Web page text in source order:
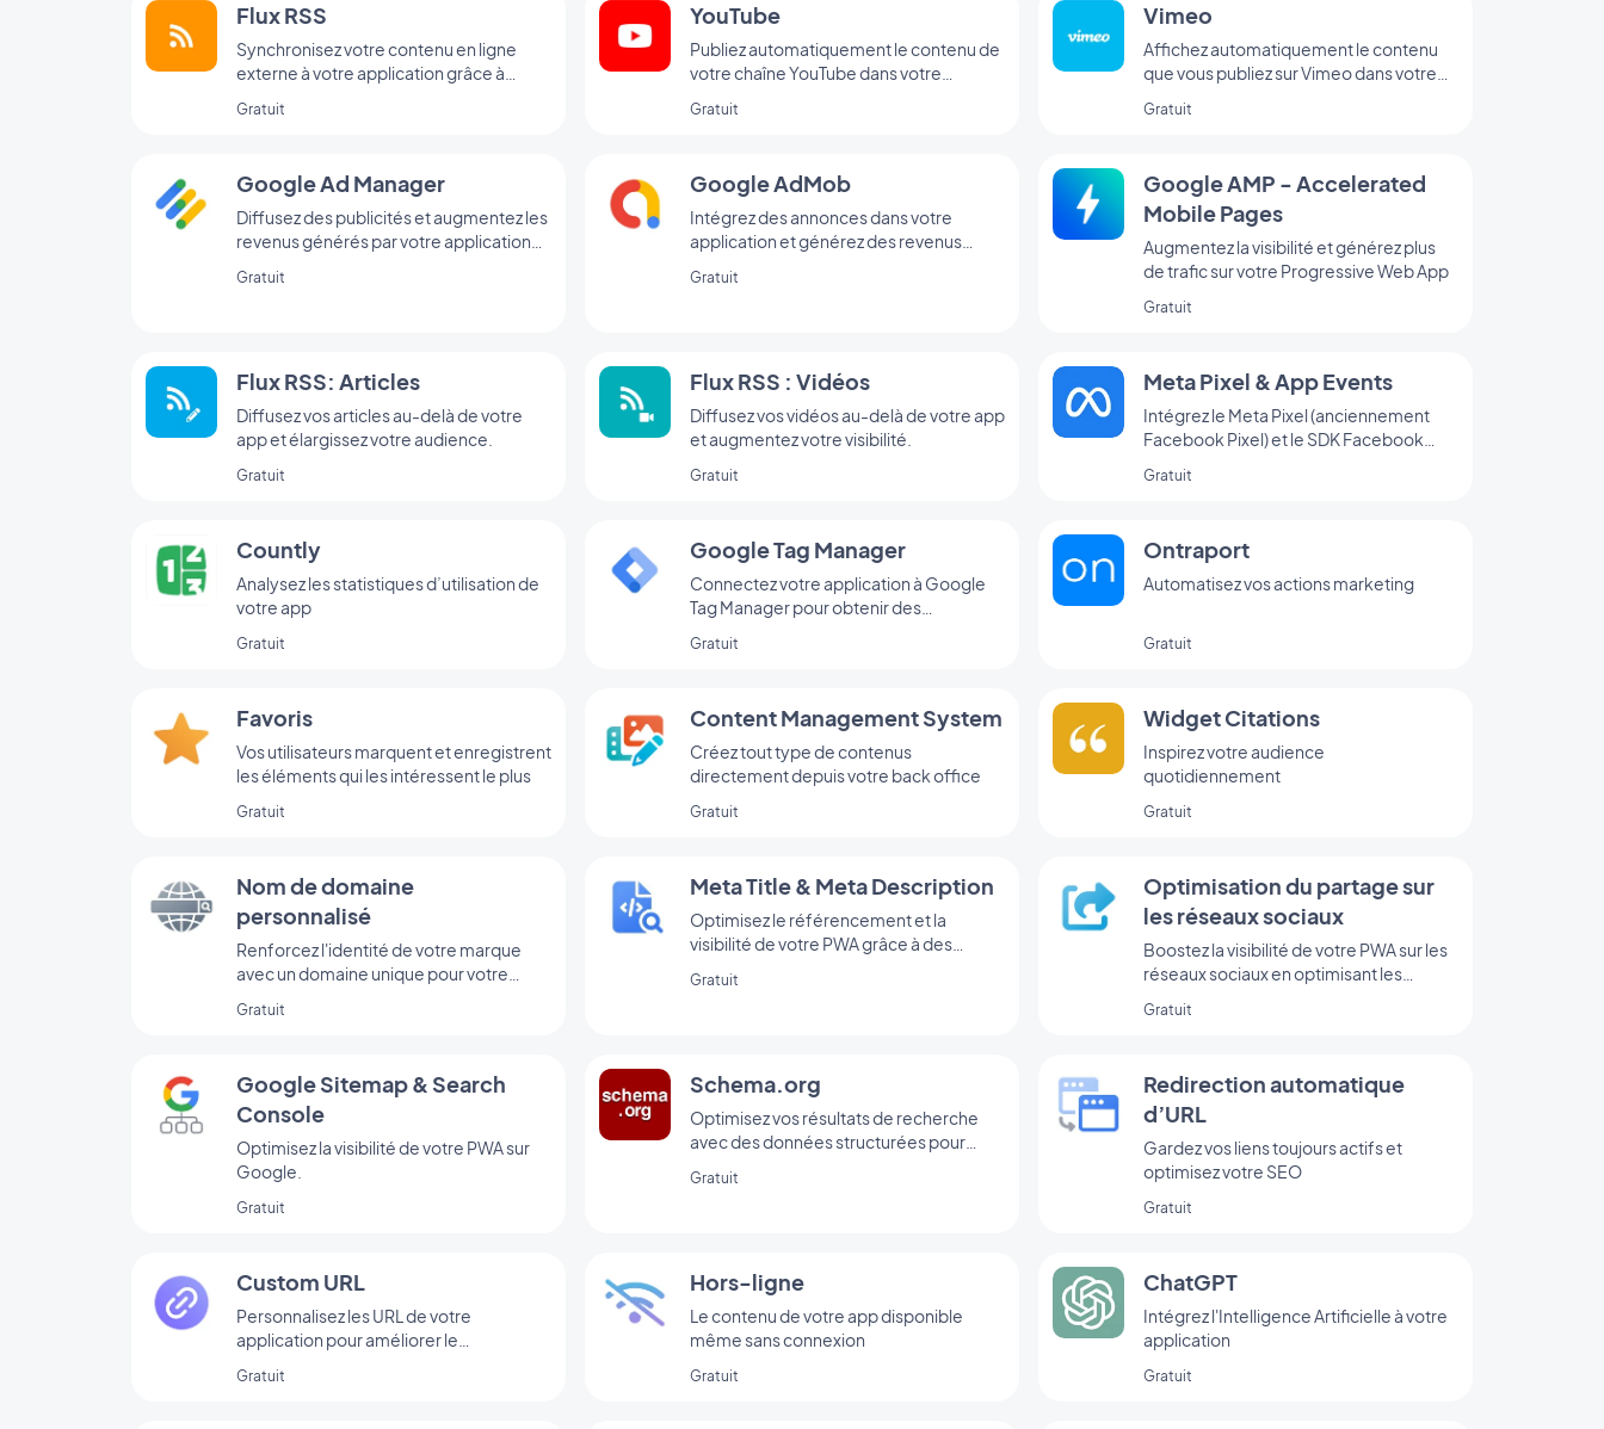
Flux RSS
Synchronisez votre contenu en ligne
externe à votre application grâce à
Gratuit
YouTube
Publiez automatiquement le contenu de
votre chaîne YouTube dans votre
GoodBarber.
Gratuit
Vimeo
Affichez automatiquement le contenu
que vous publiez sur Vimeo dans votre
l’intégration Vimeo, pour une
Gratuit
Google Ad Manager
Diffusez des publicités et augmentez les
revenus générés par votre application
Gratuit
Google AdMob
Intégrez des annonces dans votre
application et générez des revenus
Gratuit
Google AMP - Accelerated
Mobile Pages
Augmentez la visibilité et générez plus
de trafic sur votre Progressive Web App
Gratuit
Flux RSS: Articles
Diffusez vos articles au-delà de votre
app et élargissez votre audience.
Gratuit
Flux RSS : Vidéos
Diffusez vos vidéos au-delà de votre app
et augmentez votre visibilité.
Gratuit
Meta Pixel & App Events
Intégrez le Meta Pixel (anciennement
Facebook Pixel) et le SDK Facebook
pour analyser le comportement de vos
Gratuit
Countly
Analysez les statistiques d’utilisation de
votre app
Gratuit
Google Tag Manager
Connectez votre application à Google
Tag Manager pour obtenir des
complémentaires
Gratuit
Ontraport
Automatisez vos actions marketing
Gratuit
Favoris
Vos utilisateurs marquent et enregistrent
les éléments qui les intéressent le plus
Gratuit
Content Management System
Créez tout type de contenus
directement depuis votre back office
Gratuit
Widget Citations
Inspirez votre audience
quotidiennement
Gratuit
Nom de domaine
personnalisé
Renforcez l'identité de votre marque
avec un domaine unique pour votre
Gratuit
Meta Title & Meta Description
Optimisez le référencement et la
visibilité de votre PWA grâce à des
Gratuit
Optimisation du partage sur
les réseaux sociaux
Boostez la visibilité de votre PWA sur les
réseaux sociaux en optimisant les
Gratuit
Google Sitemap & Search
Console
Optimisez la visibilité de votre PWA sur
Google.
Gratuit
Schema.org
Optimisez vos résultats de recherche
avec des données structurées pour
Gratuit
Redirection automatique
d’URL
Gardez vos liens toujours actifs et
optimisez votre SEO
Gratuit
Custom URL
Personnalisez les URL de votre
application pour améliorer le
plus lisibles et faciliter leur partage.
Gratuit
Hors-ligne
Le contenu de votre app disponible
même sans connexion
Gratuit
ChatGPT
Intégrez l'Intelligence Artificielle à votre
application
Gratuit